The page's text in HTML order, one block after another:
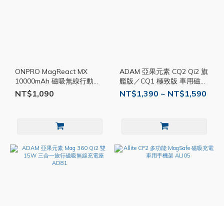
ONPRO MagReact MX
10000mAh 磁吸無線行動充
ON54
NT$1,090
ADAM 亞果元素 CQ2 Qi2 旗
艦版／CQ1 極致版 車用磁吸
充電器 AD79
NT$1,390 ~ NT$1,590